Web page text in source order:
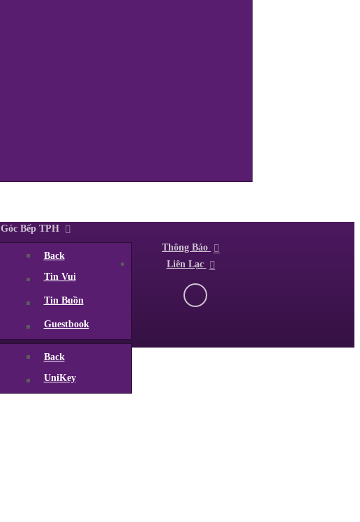
Góc Bếp TPH
Thông Báo
Back
Tin Vui
Tin Buồn
Guestbook
Liên Lạc
Back
UniKey